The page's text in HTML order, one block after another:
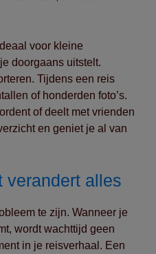
voor kleine
doorgaans uitstelt.
Tijdens een reis
of honderden foto’s.
of deelt met vrienden
en geniet je al van
verandert alles
te zijn. Wanneer je
wordt wachttijd geen
in je reisverhaal. Een